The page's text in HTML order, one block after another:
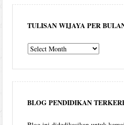
TULISAN WIJAYA PER
Tulisan
per
bulan
BLOG PENDIDIKAN